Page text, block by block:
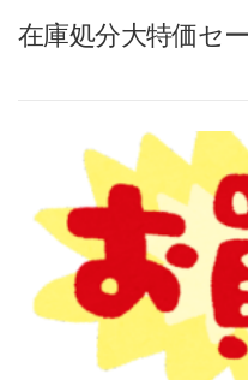
在庫処分大特価セ